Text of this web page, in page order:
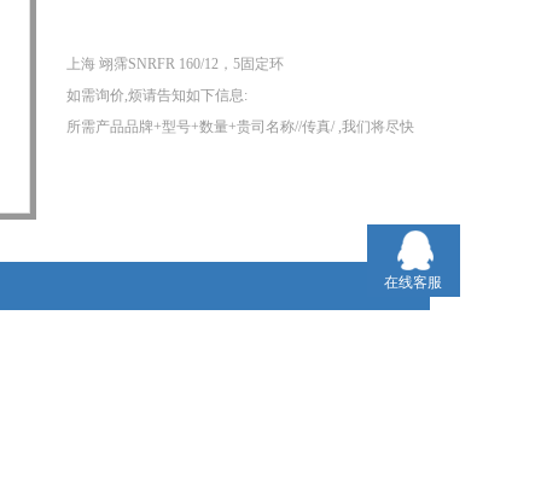
上海 翊霈SNRFR 160/12，5固定环
如需询价,烦请告知如下信息:
所需产品品牌+型号+数量+贵司名称//传真/ ,我们将尽快
VEGAB82.AXDNSA盟国家的产品，我们可以为您询价
在线客服